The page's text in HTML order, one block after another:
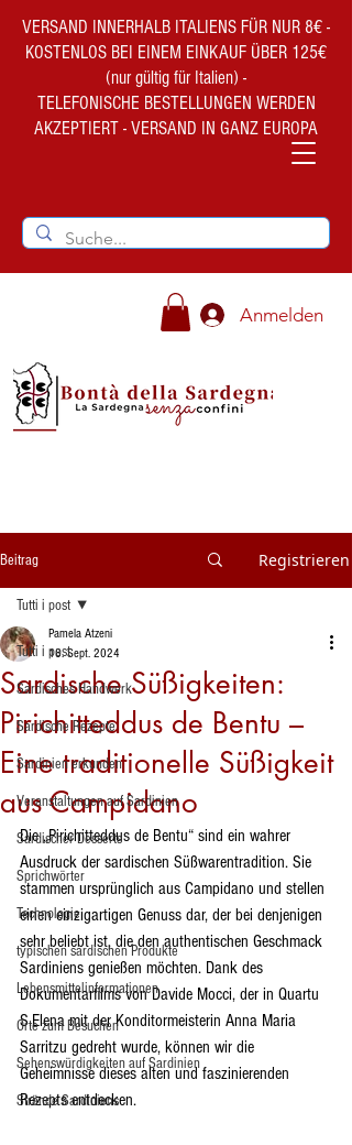
VERSAND INNERHALB ITALIENS FÜR NUR 8€ -
KOSTENLOS BEI EINEM EINKAUF ÜBER 125€
(nur gültig für Italien) -
TELEFONISCHE BESTELLUNGEN WERDEN
AKZEPTIERT - VERSAND IN GANZ EUROPA
Anmelden
Beitrag Registrieren
Tutti i post
Sardisches Handwerk
Sardische Rezepte
Sardinien erkunden
Veranstaltungen auf Sardinien
Sardischer Desserts
Sprichwörter
Technologie
typischen sardischen Produkte
Lebensmittelinformationen
Orte zum Besuchen
Sehenswürdigkeiten auf Sardinien
Strände Sardiniens
Tutti i post
Sardische Süßigkeiten:
Pirichitteddus de Bentu –
Eine traditionelle Süßigkeit
aus Campidano
Pamela Atzeni
18. Sept. 2024
Die „Pirichitteddus de Bentu“ sind ein wahrer
Ausdruck der sardischen Süßwarentradition. Sie
stammen ursprünglich aus Campidano und stellen
einen einzigartigen Genuss dar, der bei denjenigen
sehr beliebt ist, die den authentischen Geschmack
Sardiniens genießen möchten. Dank des
Dokumentarfilms von Davide Mocci, der in Quartu
S.Elena mit der Konditormeisterin Anna Maria
Sarritzu gedreht wurde, können wir die
Geheimnisse dieses alten und faszinierenden
Rezepts entdecken.